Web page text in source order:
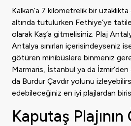
Kalkan’a 7 kilometrelik bir
altında tutulurken Fethiye’ye
olarak Kaş’a gitmelisiniz. Plaj
Antalya sınırları içerisindeyseniz
götüren minibüslere binmeniz
Marmaris, İstanbul ya da
da Burdur Çavdır yolunu
edebileceğiniz en iyi plajlardan
Kaputaş